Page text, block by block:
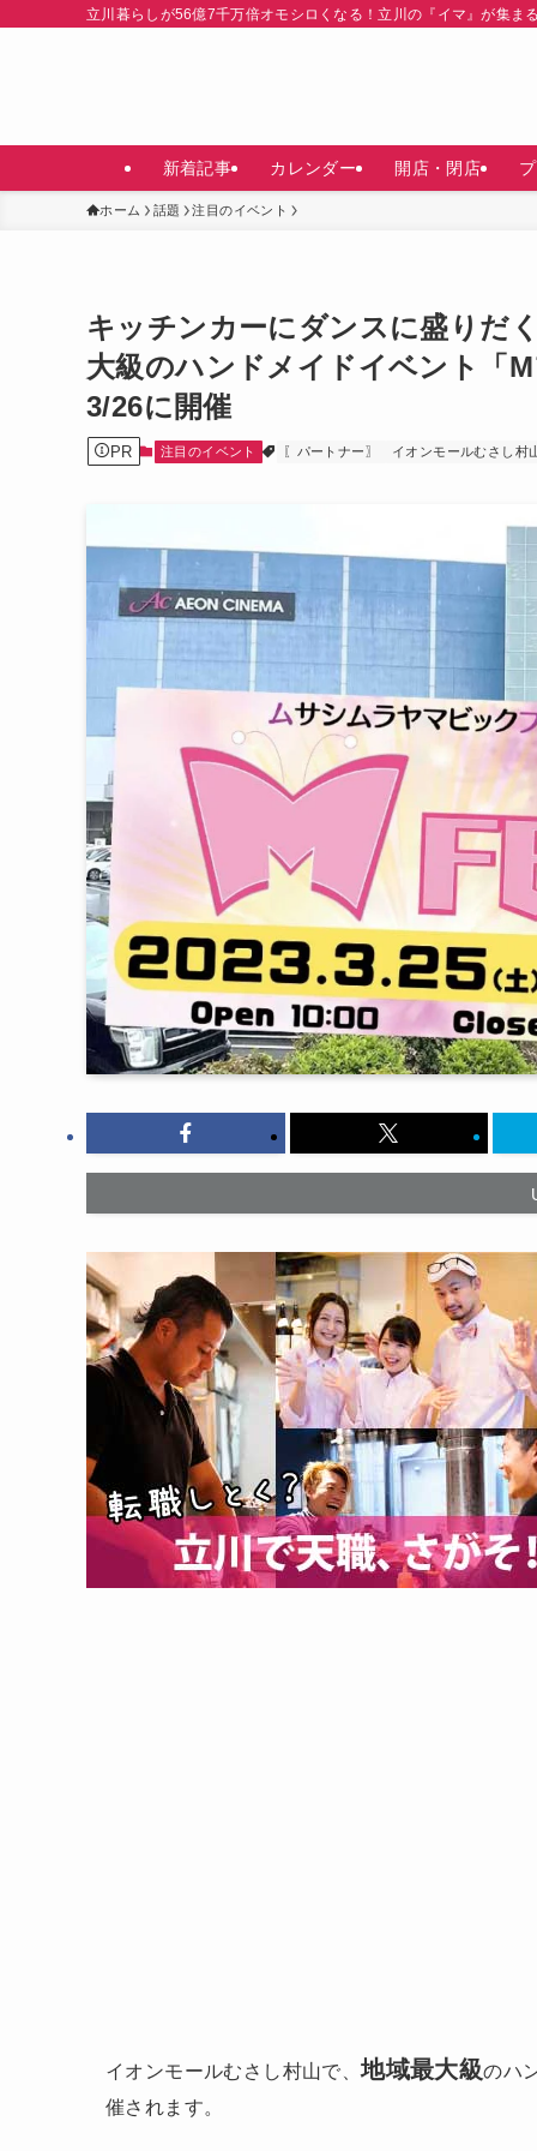
立川暮らしが56億7千万倍オモシロくなる！立川の『イマ』が集ま
新着記事 カレンダー 開店・閉店
ホーム 話題 注目のイベント
キッチンカーにダンスに盛りだ
大級のハンドメイドイベント「
3/26に開催
PR 注目のイベント 〖パートナー〗 イオンモールむさし村
イオンモールむさし村山で、地域最大級のハ
催されます。